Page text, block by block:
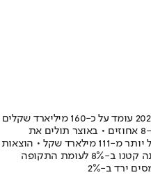
במהלך השנה האחרונה הגירעון עלה ב-8 אחוזים • באוצר תולים את
הגידול במשבר הקורונה, שגרם לנזק של יותר מ-111 מילארד שקל • הוצאות
הממשלה גדלו ב-20% • הכנסות המדינה קטנו ב-8% לעומת התקופה
ירד ב-2%